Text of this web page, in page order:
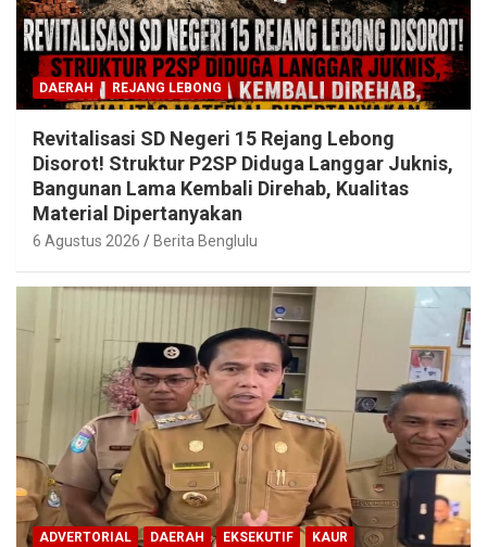
DAERAH REJANG LEBONG
Revitalisasi SD Negeri 15 Rejang Lebong
Disorot! Struktur P2SP Diduga Langgar Juknis,
Bangunan Lama Kembali Direhab, Kualitas
Material Dipertanyakan
6 Agustus 2026 Berita Benglulu
ADVERTORIAL DAERAH EKSEKUTIF KAUR